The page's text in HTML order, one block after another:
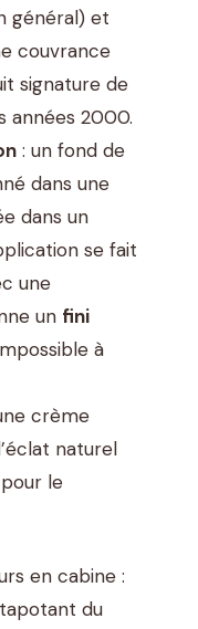
général) et
couvrance
signature de
années 2000.
: un fond de
dans une
dans un
se fait
une
un fini
à
crème
naturel
le
en cabine :
du